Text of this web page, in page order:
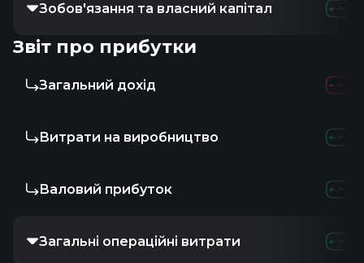
Зобов'язання та власний капітал
Звіт про прибутки
Загальний дохід
Витрати на виробництво
Валовий прибуток
Загальні операційні витрати